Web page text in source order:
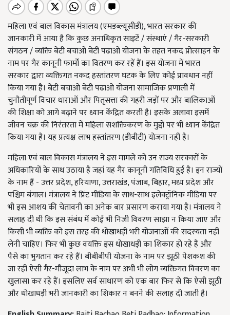
महिला एवं बाल विकास मंत्रालय (एमडब्ल्यूसीडी), भारत सरकार की
जानकारी में आया है कि कुछ अनाधिकृत साइटें / संस्थाएं / गैर-सरकारी
संगठन / व्यक्ति बेटी बचाओ बेटी पढाओ योजना के तहत नकद प्रोत्साहन के
नाम पर गैर कानूनी फार्मों का वितरण कर रहें हैं। इस योजना में भारत
सरकार द्वारा व्यक्तिगत नकद हस्तांतरण घटक के लिए कोई प्रावधान नहीं
किया गया है। बेटी बचाओ बेटी पढाओ योजना सामाजिक प्रणाली में
चुनौतीपूर्ण विचार धाराओं और पितृसत्ता की गहरी जड़ों पर और बालिकाओं
की शिक्षा को आगे बढ़ाने पर ध्यान केंद्रित करती है। इसके अलावा इसमें
जीवन चक्र की निरंतरता में महिला सशक्तिकरण के मुद्दों पर भी ध्यान केंद्रित
किया गया है। यह प्रत्यक्ष लाभ हस्तांतरण (डीबीटी) योजना नहीं है।
महिला एवं बाल विकास मंत्रालय ने इस मामले को उन राज्य सरकारों के
अधिकारियों के साथ उठाया है जहां यह गैर कानूनी गतिविधि हुई है। इन राज्यों
के नाम हैं - उत्तर प्रदेश, हरियाणा, उत्तराखंड, पंजाब, बिहार, मध्य प्रदेश और
पश्चिम बंगाल। मंत्रालय ने प्रिंट मीडिया के साथ-साथ इलेक्ट्रॉनिक मीडिया पर
भी इस आशय की चेतावनी का अनेक बार प्रसारण कराया गया है। मंत्रालय ने
सलाह दी थी कि इस संबंध में कोई भी निजी विवरण साझा न किया जाए और
किसी भी व्यक्ति को इस तरह की धोखाधड़ी भरी योजनाओं की सदस्यता नहीं
लेनी चाहिए। फिर भी कुछ वयक्ति इस धोखाधड़ी का शिकार हो रहे हैं और
पैसे का भुगतान कर रहे हैं। बीबीबीपी योजना के नाम पर झूठी पेशकश की
जा रही ऐसी गैर-मौजूदा लाभ के नाम पर अभी भी लोग व्यक्तिगत विवरण का
खुलासा कर रहे हैं। इसलिए सर्व साधारण को एक बार फिर से कि ऐसी झूठी
और धोखाधड़ी भरी जानकारी का शिकार न बनने की सलाह दी जाती है।